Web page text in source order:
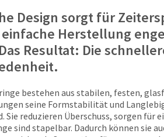
Design sorgt für
Herstellung
Resultat: Die
bestehen aus stabilen, festen,
seine Formstabilität und
Sie reduzieren Überschuss, sorgen
sind stapelbar. Dadurch können sie